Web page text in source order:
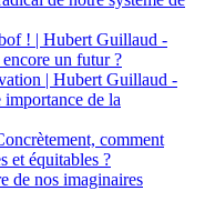
! | Hubert Guillaud -
un futur ?
| Hubert Guillaud -
de la
comment
et équitables ?
de nos imaginaires